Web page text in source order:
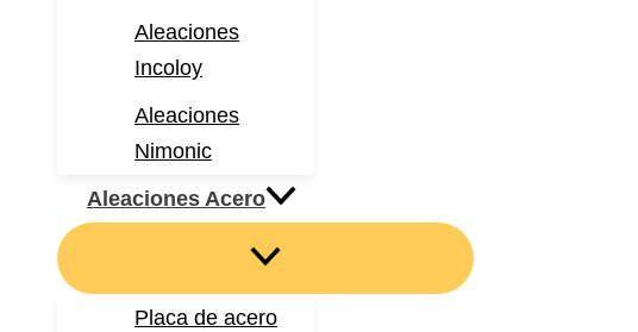
Aleaciones
Incoloy
Aleaciones
Nimonic
Aleaciones Acero
Placa de acero